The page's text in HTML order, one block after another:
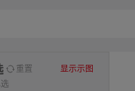
重置
显示示图